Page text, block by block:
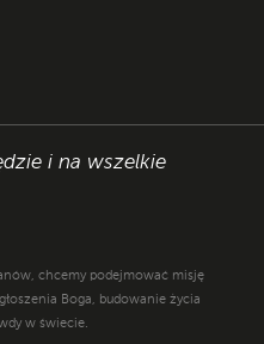
i na wszelkie
chcemy podejmować misję
Boga, budowanie życia
w świecie.